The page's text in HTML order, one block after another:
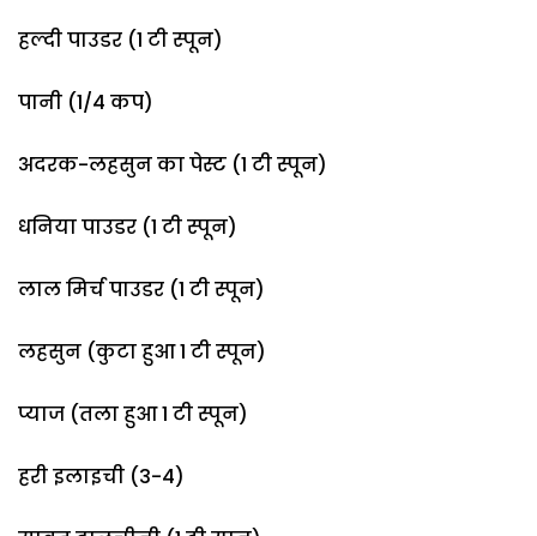
हल्दी पाउडर (1 टी स्पून)
पानी (1/4 कप)
अदरक-लहसुन का पेस्ट (1 टी स्पून)
धनिया पाउडर (1 टी स्पून)
लाल मिर्च पाउडर (1 टी स्पून)
लहसुन (कुटा हुआ 1 टी स्पून)
प्याज (तला हुआ 1 टी स्पून)
हरी इलाइची (3-4)